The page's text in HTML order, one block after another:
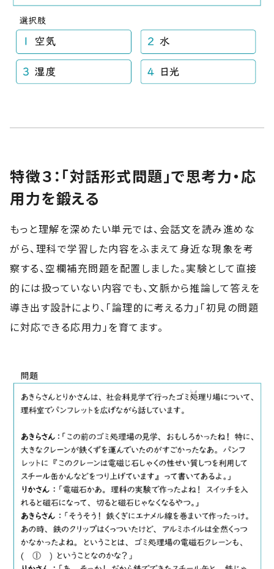
特徴３：「対話形式問題」で思考力・応
用力を鍛える
もっと理解を深めたい単元では、会話文を読み進めな
がら、理科で学習した内容をふまえて身近な現象を考
察する、空欄補充問題を配置しました。実験として直接
的には扱っていない内容でも、文脈から推論して答えを
導き出す設計により、「論理的に考える力」「初見の問題
に対応できる応用力」を育てます。